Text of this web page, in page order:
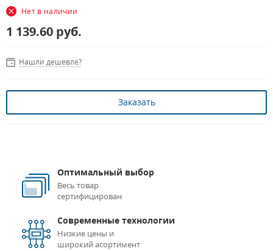
Нет в наличии
1 139.60 руб.
Нашли дешевле?
Заказать
Оптимальный выбор
Весь товар
сертифицирован
Современные технологии
Низкие цены и
широкий асортимент